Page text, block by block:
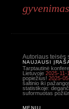
Autoriaus teisės
NAUJAUSI
Tarptautinė
Lietuvoje 2025-11-
popiežius! 2025-
šaltinio iki
statistikoje:
suformuotas
MENIU